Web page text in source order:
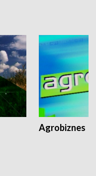
Agrobiznes